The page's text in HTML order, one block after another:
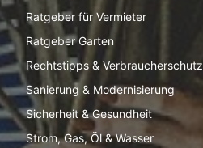
Ratgeber für Vermieter
Ratgeber Garten
Rechtstipps & Verbraucherschutz
Sanierung & Modernisierung
Sicherheit & Gesundheit
Strom, Gas, Öl & Wasser